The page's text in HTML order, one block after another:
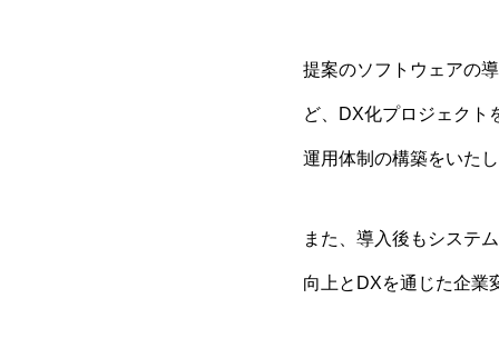
提案のソフトウェアの
ど、DX化プロジェクト
運用体制の構築をいた
また、導入後もシステ
向上とDXを通じた企業